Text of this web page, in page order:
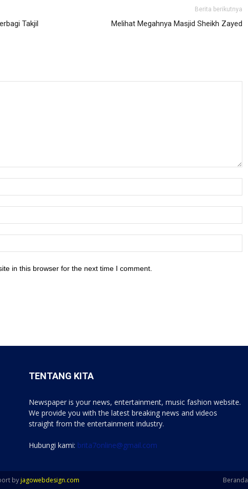
Takjil
Berita berikutnya
Melihat Megahnya Masjid Sheikh Zayed
in this browser for the next time I comment.
TENTANG KITA
Newspaper is your news, entertainment, music fashion website.
We provide you with the latest breaking news and videos
straight from the entertainment industry.
Hubungi kami: brita7online@gmail.com
Beranda
byjagowebdesign.com